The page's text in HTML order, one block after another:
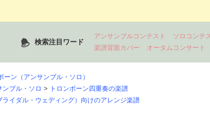
検索注目ワード
アンサンブルコンテスト ソロコンテ
楽譜背面カバー
オータムコンサート
ーン（アンサンブル・ソロ）
ンブル・ソロ >
トロンボーン四重奏の楽譜
ライダル・ウェディング）向けのアレンジ楽譜